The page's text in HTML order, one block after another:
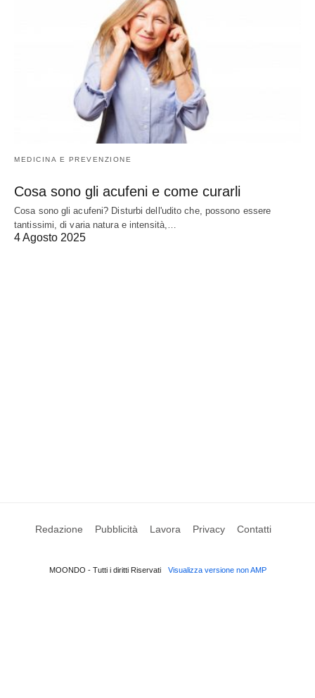
MEDICINA E PREVENZIONE
Cosa sono gli acufeni e come curarli
Cosa sono gli acufeni? Disturbi dell'udito che, possono essere
tantissimi, di varia natura e intensità,…
4 Agosto 2025
Redazione Pubblicità Lavora Privacy Contatti
MOONDO - Tutti i diritti Riservati Visualizza versione non AMP